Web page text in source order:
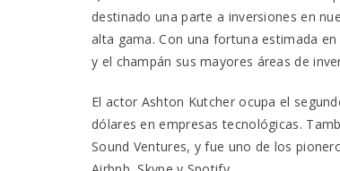
destinado una parte a inversiones en
alta gama. Con una fortuna estimada
y el champán sus mayores áreas de
El actor Ashton Kutcher ocupa el
dólares en empresas tecnológicas.
Sound Ventures, y fue uno de los